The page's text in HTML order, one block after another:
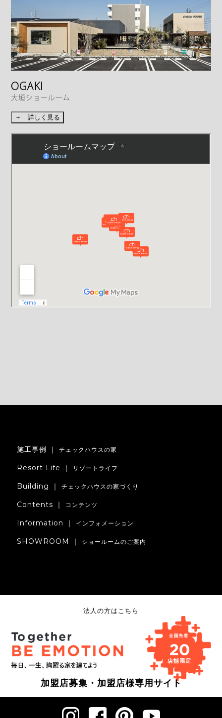
OGAKI
大垣ショールーム
＋ 詳しく見る
施工事例 ｜チェックハウスの家
Resort Life ｜ リゾートライフ
Building ｜チェックハウスの家づくり
Contents ｜ コンテンツ
Information ｜ インフォメーション
SHOWROOM ｜ ショールームのご案内
法人の方はこちら
加盟店募集・加盟店様専用サイト